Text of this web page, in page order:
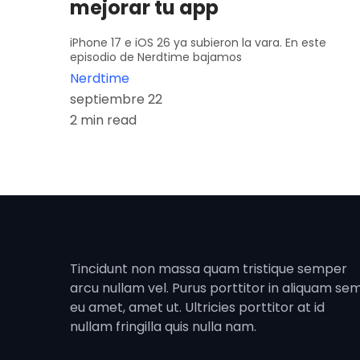
mejorar tu app
iPhone 17 e iOS 26 ya subieron la vara. En este
episodio de Nerdtime bajamos
Nerdtime
septiembre 22
2 min read
Tincidunt non massa quam tristique semper
arcu nullam vel. Purus porttitor in aliquam
eu amet, amet ut. Ultricies porttitor at id
nullam fringilla quis nulla nam.